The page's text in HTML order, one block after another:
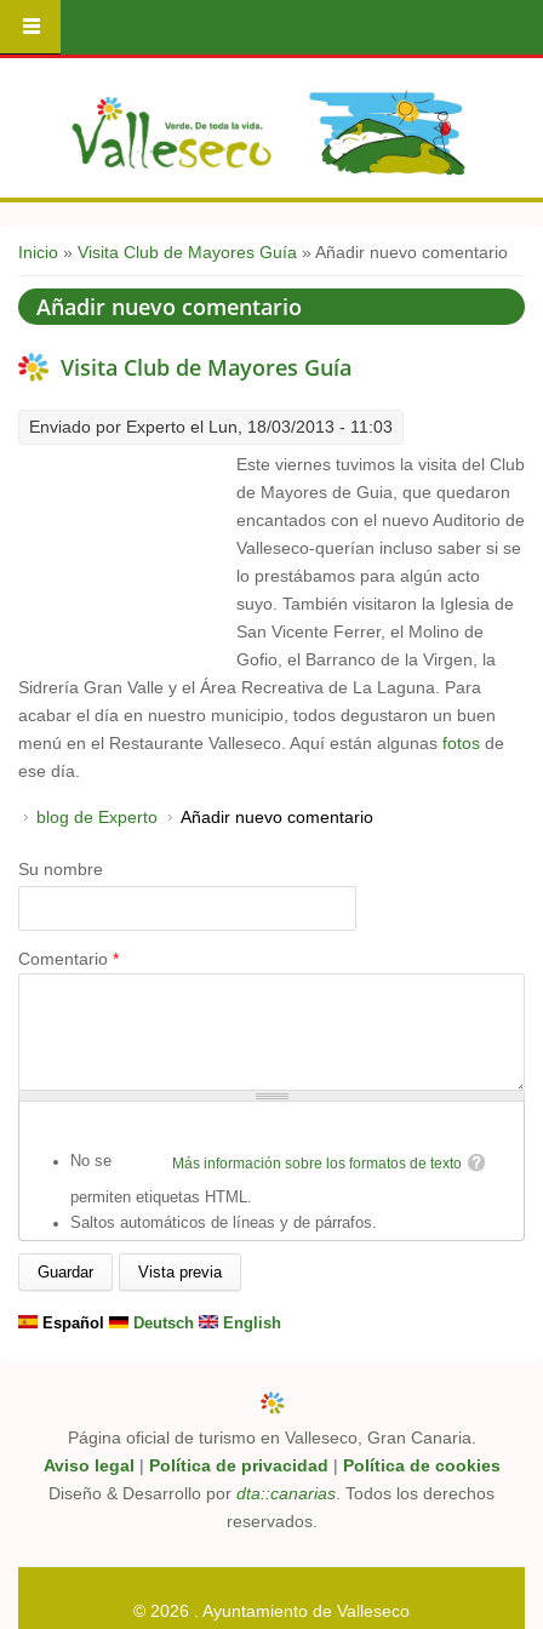
Usted está aquí
Inicio » Visita Club de Mayores Guía » Añadir nuevo comentario
Añadir nuevo comentario
Visita Club de Mayores Guía
Enviado por Experto el Lun, 18/03/2013 - 11:03
Este viernes tuvimos la visita del Club
de Mayores de Guia, que quedaron
encantados con el nuevo Auditorio de
Valleseco-querían incluso saber si se
lo prestábamos para algún acto
suyo. También visitaron la Iglesia de
San Vicente Ferrer, el Molino de
Gofio, el Barranco de la Virgen, la
Sidrería Gran Valle y el Área Recreativa de La Laguna. Para
acabar el día en nuestro municipio, todos degustaron un buen
menú en el Restaurante Valleseco. Aquí están algunas fotos de
ese día.
blog de Experto Añadir nuevo comentario
Su nombre
Comentario *
Más información sobre los formatos de texto
No se
permiten etiquetas HTML.
Saltos automáticos de líneas y de párrafos.
Español Deutsch English
Página oficial de turismo en Valleseco, Gran Canaria.
Aviso legal | Política de privacidad | Política de cookies
Diseño & Desarrollo por dta::canarias . Todos los derechos
reservados.
© 2026 . Ayuntamiento de Valleseco